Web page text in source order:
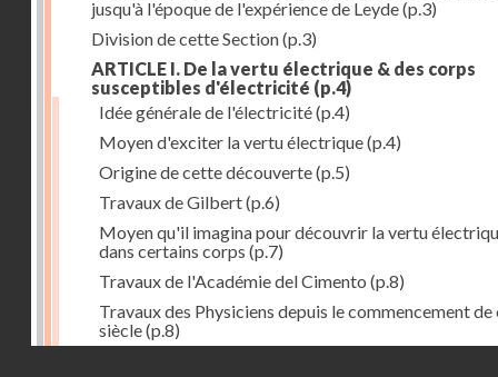
jusqu'à l'époque de l'expérience de Leyde(p.3)
Division de cette Section(p.3)
ARTICLE I. De la vertu électrique & des corps
susceptibles d'électricité (p.4)
Idée générale de l'électricité(p.4)
Moyen d'exciter la vertu électrique(p.4)
Origine de cette découverte(p.5)
Travaux de Gilbert(p.6)
Moyen qu'il imagina pour découvrir la vertu
dans certains corps (p.7)
Travaux de l'Académie del Cimento (p.8)
Travaux des Physiciens depuis le commencement de
siècle(p.8)